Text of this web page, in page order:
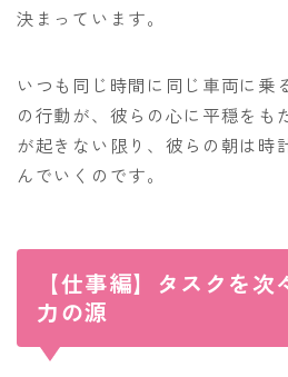
決まっています。
いつも同じ時間に同じ車両に乗
の行動が、彼らの心に平穏をも
が起きない限り、彼らの朝は時
んでいくのです。
【仕事編】タスクを
力の源